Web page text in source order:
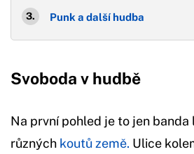
Punk a další hudba
Svoboda v hudbě
Na první pohled je to jen banda
různých koutů země. Ulice